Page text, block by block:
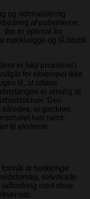
og normalisering
af patienterne,
der er optimal for
mørklægge og få bedst
er højt prioriteret i
for eksempel ikke
til, at udøve
er umulig at
Den
at gardinet
kan nemt
til eksterne
at nedbringe
selvskade
med store